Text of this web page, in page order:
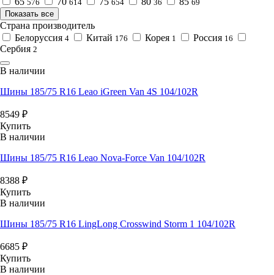
576 614 654 36
69
Показать все
Страна производитель
Белоруссия 4 Китай 176 Корея 1 Россия 16
Сербия 2
В наличии
Шины 185/75 R16 Leao iGreen Van 4S 104/102R
8549 ₽
Купить
В наличии
Шины 185/75 R16 Leao Nova-Force Van 104/102R
8388 ₽
Купить
В наличии
Шины 185/75 R16 LingLong Crosswind Storm 1 104/102R
6685 ₽
Купить
В наличии